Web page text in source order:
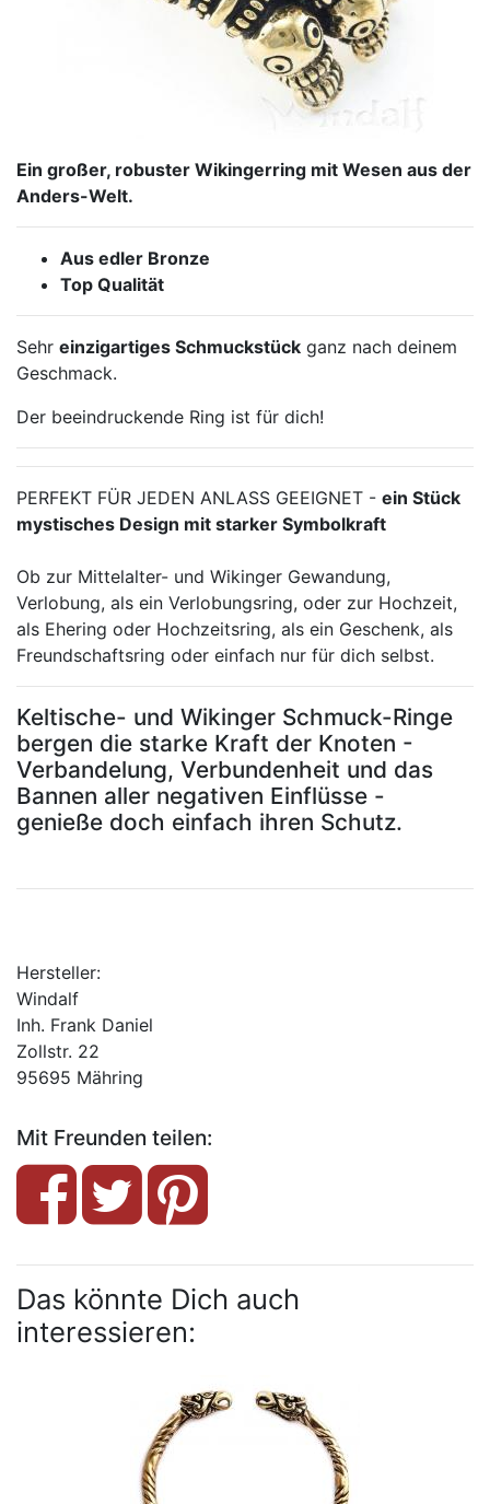
Ein großer, robuster Wikingerring mit Wesen aus der
Anders-Welt.
Aus edler Bronze
Top Qualität
Sehr einzigartiges Schmuckstück ganz nach deinem
Geschmack.
Der beeindruckende Ring ist für dich!
PERFEKT FÜR JEDEN ANLASS GEEIGNET - ein Stück
mystisches Design mit starker Symbolkraft
Ob zur Mittelalter- und Wikinger Gewandung,
Verlobung, als ein Verlobungsring, oder zur Hochzeit,
als Ehering oder Hochzeitsring, als ein Geschenk, als
Freundschaftsring oder einfach nur für dich selbst.
Keltische- und Wikinger Schmuck-Ringe
bergen die starke Kraft der Knoten -
Verbandelung, Verbundenheit und das
Bannen aller negativen Einflüsse -
genieße doch einfach ihren Schutz.
Hersteller:
Windalf
Inh. Frank Daniel
Zollstr. 22
95695 Mähring
Mit Freunden teilen:
Das könnte Dich auch
interessieren: